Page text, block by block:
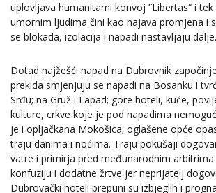
uplovljava humanitarni konvoj ”Libertas“ i
umornim ljudima čini kao najava promjena i
se blokada, izolacija i napadi nastavljaju dalje.
Dotad najžešći napad na Dubrovnik
prekida smjenjuju se napadi na Bosanku i
Srđu; na Gruž i Lapad; gore hoteli, kuće,
kulture, crkve koje je pod napadima
je i opljačkana Mokošica; oglašene opće
traju danima i noćima. Traju pokušaji
vatre i primirja pred međunarodnim
konfuziju i dodatne žrtve jer neprijatelj
Dubrovački hoteli prepuni su izbjeglih i